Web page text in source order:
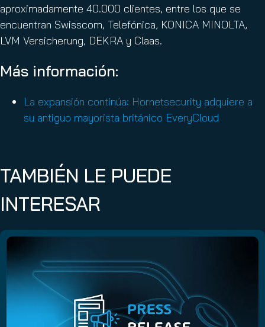
aproximadamente 40.000 clientes, entre los que se
encuentran Swisscom, Telefónica, KONICA MINOLTA,
LVM Versicherung, DEKRA y Claas.
Más información:
La expansión continúa: Hornetsecurity adquiere a
su antiguo mayorista británico EveryCloud
TAMBIÉN LE PUEDE
INTERESAR